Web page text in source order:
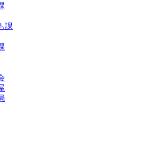
課